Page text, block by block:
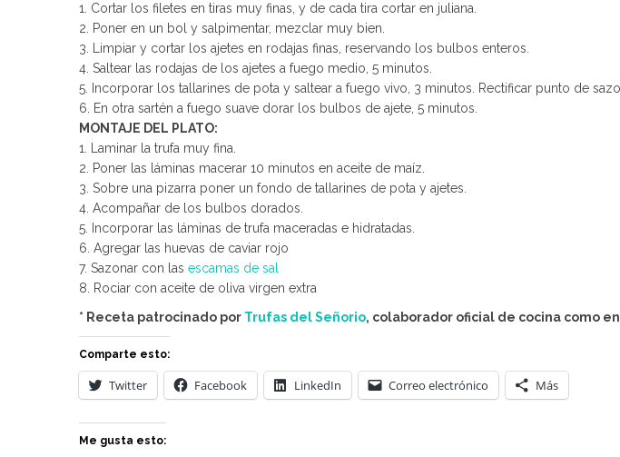
1. Cortar los filetes en tiras muy finas, y de cada tira cortar en juliana.
2. Poner en un bol y salpimentar, mezclar muy bien.
3. Limpiar y cortar los ajetes en rodajas finas, reservando los bulbos enteros.
4. Saltear las rodajas de los ajetes a fuego medio, 5 minutos.
5. Incorporar los tallarines de pota y saltear a fuego vivo, 3 minutos. Rectificar punto de
6. En otra sartén a fuego suave dorar los bulbos de ajete, 5 minutos.
MONTAJE DEL PLATO:
1. Laminar la trufa muy fina.
2. Poner las láminas macerar 10 minutos en aceite de maíz.
3. Sobre una pizarra poner un fondo de tallarines de pota y ajetes.
4. Acompañar de los bulbos dorados.
5. Incorporar las láminas de trufa maceradas e hidratadas.
6. Agregar las huevas de caviar rojo
7. Sazonar con las escamas de sal
8. Rociar con aceite de oliva virgen extra
* Receta patrocinado por Trufas del Señorio, colaborador oficial de cocina como
Comparte esto:
Twitter Facebook LinkedIn Correo electrónico Más
Me gusta esto: